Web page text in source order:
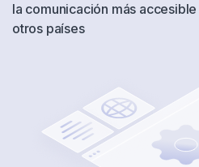
la comunicación más
otros países